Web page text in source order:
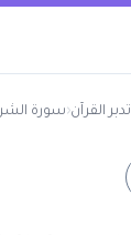
تدبر القرآن‹سورة